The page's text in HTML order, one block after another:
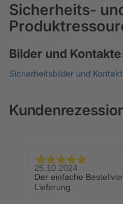
Sicherheits-
Bilder und Kontakte
Sicherheitsbilder und
25.10.2024
Der einfache
Lieferung.